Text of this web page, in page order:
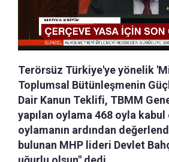
Terörsüz Türkiye'ye yönelik
Toplumsal Bütünleşmenin
Dair Kanun Teklifi, TBMM
yapılan oylama 468 oyla
oylamanın ardından
bulunan MHP lideri Devlet